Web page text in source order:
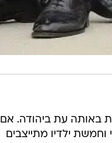
השלטת באותה עת ביהודה. אם
ילדיו מתייצבים